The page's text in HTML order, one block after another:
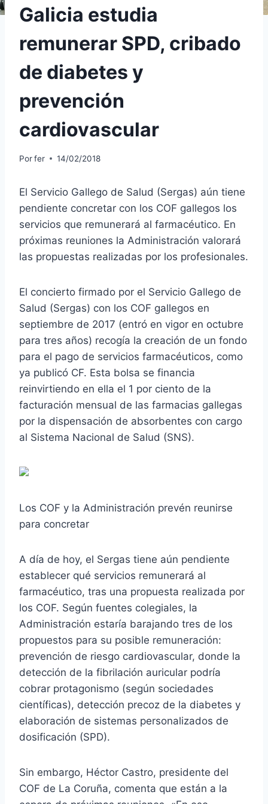
Galicia estudia
remunerar SPD, cribado
de diabetes y
prevención
cardiovascular
Porfer 14/02/2018
El Servicio Gallego de Salud (Sergas) aún tiene
pendiente concretar con los COF gallegos los
servicios que remunerará al farmacéutico. En
próximas reuniones la Administración valorará
las propuestas realizadas por los profesionales.
El concierto firmado por el Servicio Gallego de
Salud (Sergas) con los COF gallegos en
septiembre de 2017 (entró en vigor en octubre
para tres años) recogía la creación de un fondo
para el pago de servicios farmacéuticos, como
ya publicó CF. Esta bolsa se financia
reinvirtiendo en ella el 1 por ciento de la
facturación mensual de las farmacias gallegas
por la dispensación de absorbentes con cargo
al Sistema Nacional de Salud (SNS).
Los COF y la Administración prevén reunirse
para concretar
A día de hoy, el Sergas tiene aún pendiente
establecer qué servicios remunerará al
farmacéutico, tras una propuesta realizada por
los COF. Según fuentes colegiales, la
Administración estaría barajando tres de los
propuestos para su posible remuneración:
prevención de riesgo cardiovascular, donde la
detección de la fibrilación auricular podría
cobrar protagonismo (según sociedades
científicas), detección precoz de la diabetes y
elaboración de sistemas personalizados de
dosificación (SPD).
Sin embargo, Héctor Castro, presidente del
COF de La Coruña, comenta que están a la